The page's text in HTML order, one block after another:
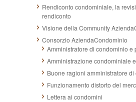
Rendiconto condominiale, la
rendiconto
Visione della Community
Consorzio AziendaCondominio
Amministratore di condominio e
Amministrazione condominiale
Buone ragioni amministratore
Funzionamento distorto del
Lettera ai condomini